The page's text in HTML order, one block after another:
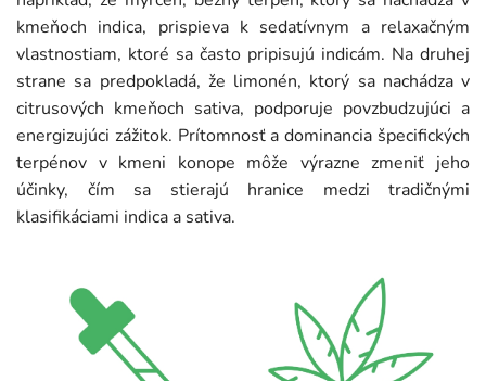
kmeňoch indica, prispieva k sedatívnym a relaxačným
vlastnostiam, ktoré sa často pripisujú indicám. Na druhej
strane sa predpokladá, že limonén, ktorý sa nachádza v
citrusových kmeňoch sativa, podporuje povzbudzujúci a
energizujúci zážitok. Prítomnosť a dominancia špecifických
terpénov v kmeni konope môže výrazne zmeniť jeho
účinky, čím sa stierajú hranice medzi tradičnými
klasifikáciami indica a sativa.